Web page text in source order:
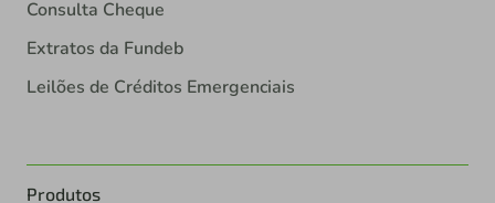
Consulta Cheque
Extratos da Fundeb
Leilões de Créditos Emergenciais
Produtos